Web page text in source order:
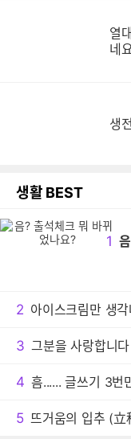
열
네
생
생활 BEST
1
2 아이스크림만 생
3 그분을 사랑합니다
4 흠...... 글쓰기 3번
5 뜨거움의 입추 (立